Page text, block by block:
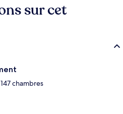
sur cet
chambres